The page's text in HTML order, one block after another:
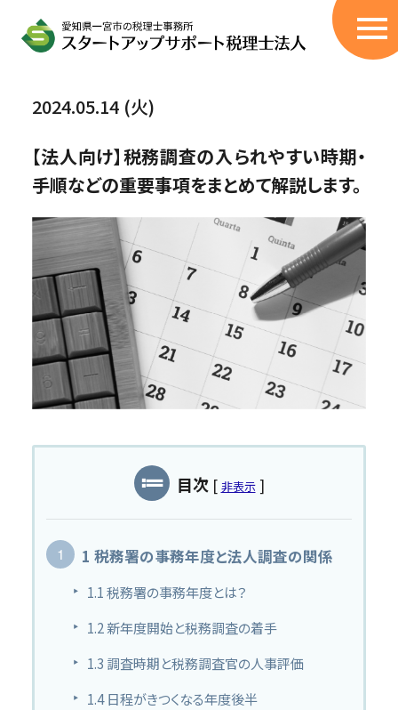
サービス
税理士顧問サービス
創業融資サポート
税務調査立会
伴走型コンサル
（405事業・経営改善計画策定支援）
相続税申告代行
BPOサービス
MAS監査
私たちについて
事務所について
黒字化と発展のために
スタッフ紹介
コンテンツ
税務情報コラム
2024.05.14 (火)
【法人向け】税務調査の入られやすい時期・
手順などの重要事項をまとめて解説します。
目次 [ 非表示 ]
1 税務署の事務年度と法人調査の関係
1.1税務署の事務年度とは？
1.2新年度開始と税務調査の着手
1.3 調査時期と税務調査官の人事評価
1.4日程がきつくなる年度後半